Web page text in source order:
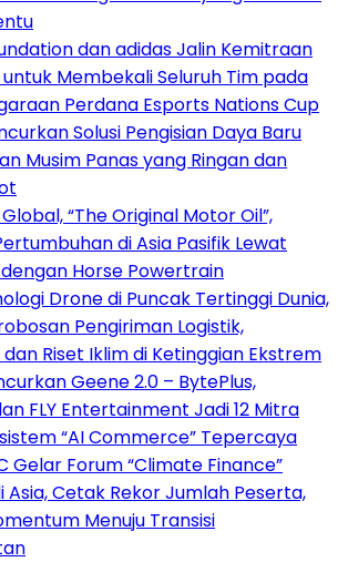
dan adidas Jalin Kemitraan
Membekali Seluruh Tim pada
Perdana Esports Nations Cup
Solusi Pengisian Daya Baru
Musim Panas yang Ringan dan
“The Original Motor Oil”,
di Asia Pasifik Lewat
Horse Powertrain
Drone di Puncak Tertinggi Dunia,
Pengiriman Logistik,
Riset Iklim di Ketinggian Ekstrem
Geene 2.0 – BytePlus,
FLY Entertainment Jadi 12 Mitra
“AI Commerce” Tepercaya
Gelar Forum “Climate Finance”
Asia, Cetak Rekor Jumlah Peserta,
Menuju Transisi